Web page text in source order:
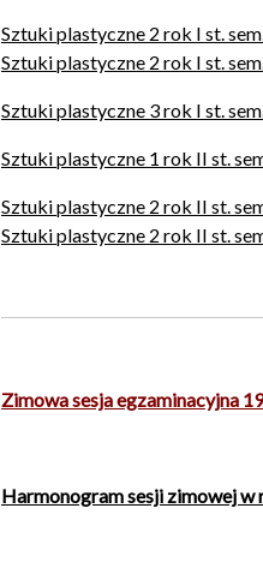
Sztuki plastyczne 2 rok I st.
Sztuki plastyczne 2 rok I st.
Sztuki plastyczne 3 rok I st.
Sztuki plastyczne 1 rok II st.
Sztuki plastyczne 2 rok II st.
Sztuki plastyczne 2 rok II st.
Zimowa sesja egzaminacyjna
Harmonogram sesji zimowej